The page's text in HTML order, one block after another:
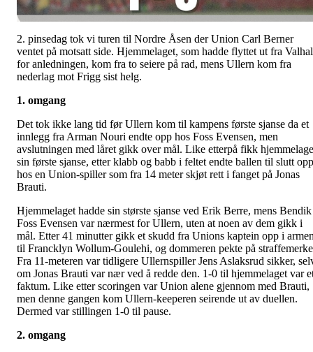
2. pinsedag tok vi turen til Nordre Åsen der Union Carl Berner
ventet på motsatt side. Hjemmelaget, som hadde flyttet ut fra
for anledningen, kom fra to seiere på rad, mens Ullern kom fra
nederlag mot Frigg sist helg.
1. omgang
Det tok ikke lang tid før Ullern kom til kampens første sjanse da et
innlegg fra Arman Nouri endte opp hos Foss Evensen, men
avslutningen med låret gikk over mål. Like etterpå fikk
sin første sjanse, etter klabb og babb i feltet endte ballen til slutt opp
hos en Union-spiller som fra 14 meter skjøt rett i fanget på Jonas
Brauti.
Hjemmelaget hadde sin største sjanse ved Erik Berre, mens Bendik
Foss Evensen var nærmest for Ullern, uten at noen av dem gikk i
mål. Etter 41 minutter gikk et skudd fra Unions kaptein opp i
til Francklyn Wollum-Goulehi, og dommeren pekte på
Fra 11-meteren var tidligere Ullernspiller Jens Aslaksrud sikker,
om Jonas Brauti var nær ved å redde den. 1-0 til hjemmelaget var
faktum. Like etter scoringen var Union alene gjennom med Brauti,
men denne gangen kom Ullern-keeperen seirende ut av duellen.
Dermed var stillingen 1-0 til pause.
2. omgang